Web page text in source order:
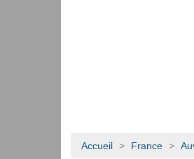
Accueil > France >